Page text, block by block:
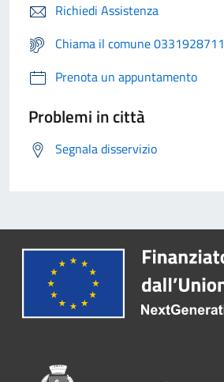
Richiedi Assistenza
Chiama il comune 0331928711
Prenota un appuntamento
Problemi in città
Segnala disservizio